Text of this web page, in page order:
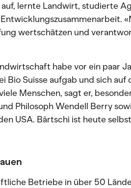
lernte Landwirt, studierte
wertschätzen und
habe vor ein paar
Bio Suisse aufgab und sich auf
Menschen, sagt er,
Philosoph Wendell Berry
USA. Bärtschi ist heute
Betriebe in über 50